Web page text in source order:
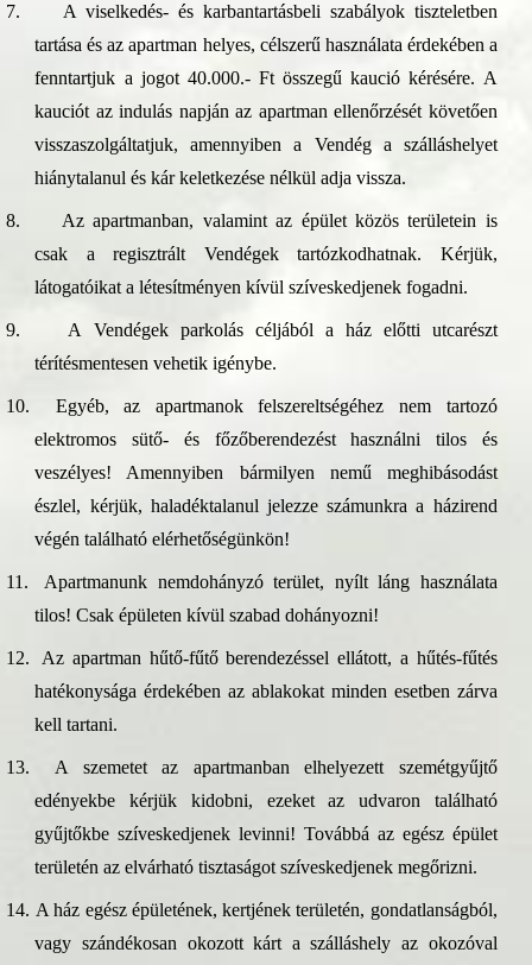
7.
A viselkedés- és karbantartásbeli szabályok tiszteletben
tartása és az apartman helyes, célszerű használata érdekében a
fenntartjuk a jogot 40.000.- Ft összegű kaució kérésére. A
kauciót az indulás napján az apartman ellenőrzését követően
visszaszolgáltatjuk, amennyiben a Vendég a szálláshelyet
hiánytalanul és kár keletkezése nélkül adja vissza.
8.
Az apartmanban, valamint az épület közös területein is
csak a regisztrált Vendégek tartózkodhatnak. Kérjük,
látogatóikat a létesítményen kívül szíveskedjenek fogadni.
9.
A Vendégek parkolás céljából a ház előtti utcarészt
térítésmentesen vehetik igénybe.
10.
Egyéb, az apartmanok felszereltségéhez nem tartozó
elektromos sütő- és főzőberendezést használni tilos és
veszélyes! Amennyiben bármilyen nemű meghibásodást
észlel, kérjük, haladéktalanul jelezze számunkra a házirend
végén található elérhetőségünkön!
11.
Apartmanunk nemdohányzó terület, nyílt láng használata
tilos! Csak épületen kívül szabad dohányozni!
12.
Az apartman hűtő-fűtő berendezéssel ellátott, a hűtés-fűtés
hatékonysága érdekében az ablakokat minden esetben zárva
kell tartani.
13.
A szemetet az apartmanban elhelyezett szemétgyűjtő
edényekbe kérjük kidobni, ezeket az udvaron található
gyűjtőkbe szíveskedjenek levinni! Továbbá az egész épület
területén az elvárható tisztaságot szíveskedjenek megőrizni.
14. A ház egész épületének, kertjének területén, gondatlanságból,
vagy szándékosan okozott kárt a szálláshely az okozóval